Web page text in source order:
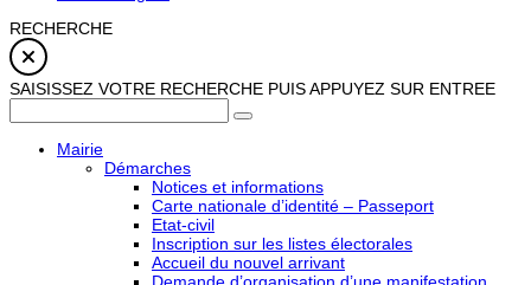
RECHERCHE
SAISISSEZ VOTRE RECHERCHE PUIS APPUYEZ SUR ENTREE
Mairie
Démarches
Notices et informations
Carte nationale d’identité – Passeport
Etat-civil
Inscription sur les listes électorales
Accueil du nouvel arrivant